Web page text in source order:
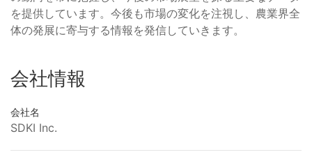
を提供しています。今後も市場の変化を注視し、農業界全
体の発展に寄与する情報を発信していきます。
会社情報
会社名
SDKI Inc.